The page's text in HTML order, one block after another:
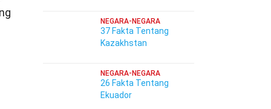
NEGARA-NEGARA
37 Fakta Tentang
Kazakhstan
NEGARA-NEGARA
26 Fakta Tentang
Ekuador